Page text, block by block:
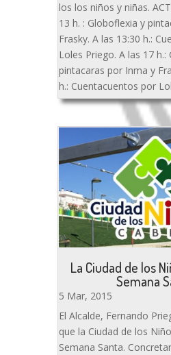
los los niños y niñas.
13 h. : Globoflexia y
Frasky. A las 13:30 h.:
Loles Priego. A las 17 h.:
pintacaras por Inma y
h.: Cuentacuentos por
La Ciudad de los
Semana
5 Mar, 2015
El Alcalde, Fernando
que la Ciudad de los
Semana Santa.